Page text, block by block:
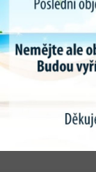
Výška stlačovací
Max. rozměr
Max. pracovní tlak
Výrobek je
Výrobky jsou z
velmi nízkou